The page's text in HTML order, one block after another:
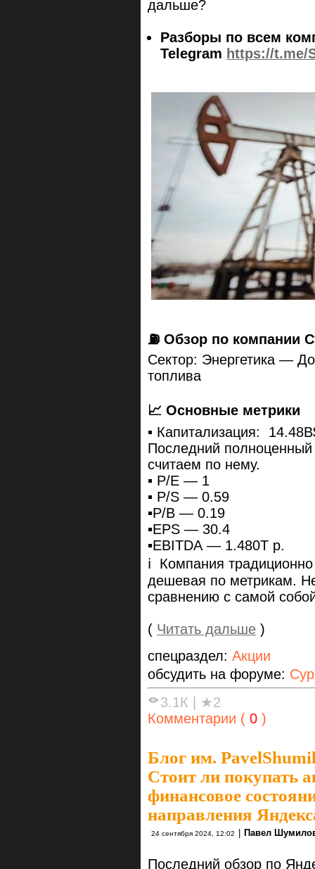
дальше?
Разборы по всем
Telegram https://t.me/
⛽️ Обзор по компании
Сектор: Энергетика —
топлива
📈 Основные метрики
▪️ Капитализация:
Последний полноценный
считаем по нему.
▪️ P/E — 1
▪️ P/S — 0.59
▪️P/B — 0.19
▪️EPS — 30.4
▪️EBITDA — 1.480T р.
ℹ️ Компания
дешевая по метрикам.
сравнению с самой
( Читать дальше )
спецраздел: Акции
обсудить на форуме:
3.1К
★2
Комментарии ( 0 )
Блог им.
Стоит ли покупать
финансовое
направления
24 сентября 2024, 12:02 Павел
Последний обзор по